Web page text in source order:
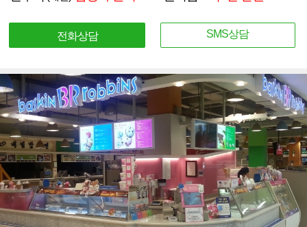
전화상담 SMS상담